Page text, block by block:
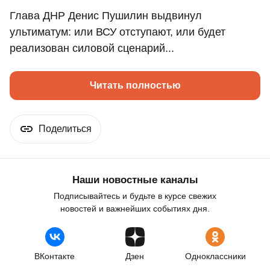
Глава ДНР Денис Пушилин выдвинул
ультиматум: или ВСУ отступают, или будет
реализован силовой сценарий...
Читать полностью
Поделиться
Наши новостные каналы
Подписывайтесь и будьте в курсе свежих
новостей и важнейших событиях дня.
ВКонтакте Дзен Одноклассники